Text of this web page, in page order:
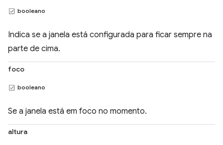
booleano
Indica se a janela está configurada para ficar sempre na
parte de cima.
foco
booleano
Se a janela está em foco no momento.
altura